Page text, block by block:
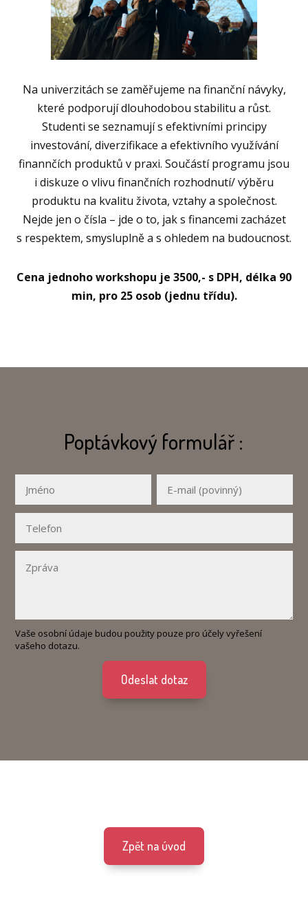
Na univerzitách se zaměřujeme na finanční návyky,
které podporují dlouhodobou stabilitu a růst.
Studenti se seznamují s efektivními principy
investování, diverzifikace a efektivního využívání
finannčích produktů v praxi. Součástí programu jsou
i diskuze o vlivu finančních rozhodnutí/ výběru
produktu na kvalitu života, vztahy a společnost.
Nejde jen o čísla – jde o to, jak s financemi zacházet
s respektem, smysluplně a s ohledem na budoucnost.
Cena jednoho workshopu je 3500,- s DPH, délka 90
min, pro 25 osob (jednu třídu).
Poptávkový formulář :
Vaše osobní údaje budou použity pouze pro účely vyřešení
vašeho dotazu.
Odeslat dotaz
Zpět na úvod